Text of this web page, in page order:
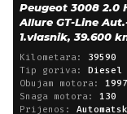
Peugeot 3008 2.0
Allure GT-Line
1.vlasnik, 39.600
Kilometara: 39590
Tip goriva:
Diesel
Obujam motora: 1997
Snaga motora: 130
Prijenos: Automatski